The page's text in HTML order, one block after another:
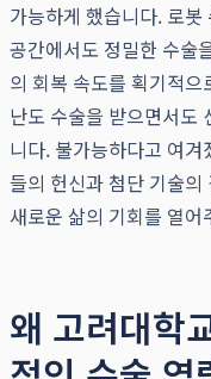
가능하게 했습니다. 로
공간에서도 정밀한 수술
의 회복 속도를 획기적
난도 수술을 받으면서도
니다. 불가능하다고 여
들의 헌신과 첨단 기술
새로운 삶의 기회를 열
왜 고려대학